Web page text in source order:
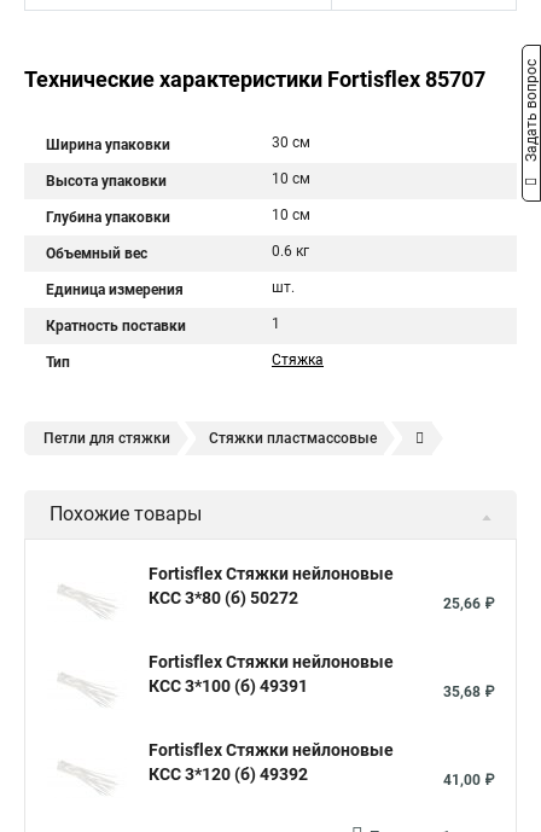
Технические характеристики Fortisflex 85707
Ширина упаковки 30 см
Высота упаковки 10 см
Глубина упаковки 10 см
Объемный вес 0.6 кг
Единица измерения шт.
Кратность поставки 1
Тип Стяжка
Петли для стяжки Стяжки пластмассовые
Стяжки зажим Хомут стяжка нейлоновая купить в
Стяжка alt Хомуты стяжки труб Стяжки магазин
Стяжки для кабелей металлические
Хомут стяжка это Хомут стяжка саморез
Купить стяжки кабельную
Похожие товары
Fortisflex Стяжки нейлоновые
КСС 3*80 (б) 50272
25,66 ₽
Fortisflex Стяжки нейлоновые
КСС 3*100 (б) 49391
35,68 ₽
Fortisflex Стяжки нейлоновые
КСС 3*120 (б) 49392
41,00 ₽
Задать вопрос